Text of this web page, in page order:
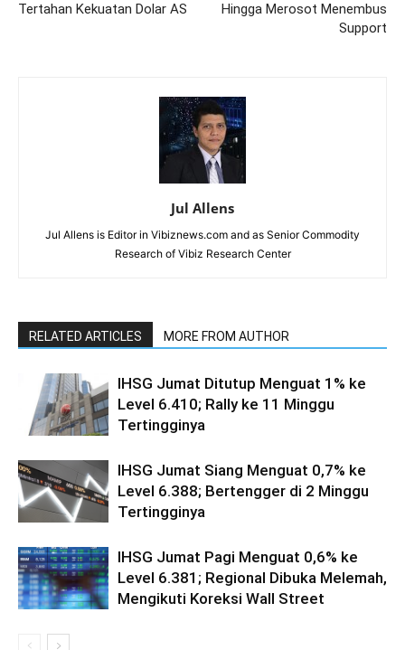
Tertahan Kekuatan Dolar AS
Hingga Merosot Menembus
Support
Jul Allens
Jul Allens is Editor in Vibiznews.com and as Senior Commodity
Research of Vibiz Research Center
RELATED ARTICLES MORE FROM AUTHOR
IHSG Jumat Ditutup Menguat 1% ke
Level 6.410; Rally ke 11 Minggu
Tertingginya
IHSG Jumat Siang Menguat 0,7% ke
Level 6.388; Bertengger di 2 Minggu
Tertingginya
IHSG Jumat Pagi Menguat 0,6% ke
Level 6.381; Regional Dibuka Melemah,
Mengikuti Koreksi Wall Street